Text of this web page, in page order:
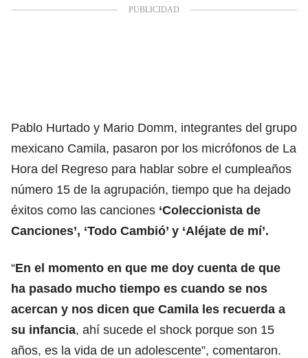
Pablo Hurtado y Mario Domm, integrantes del grupo
mexicano Camila, pasaron por los micrófonos de La
Hora del Regreso para hablar sobre el cumpleaños
número 15 de la agrupación, tiempo que ha dejado
éxitos como las canciones ‘Coleccionista de
Canciones’, ‘Todo Cambió’ y ‘Aléjate de mí’.
“En el momento en que me doy cuenta de que
ha pasado mucho tiempo es cuando se nos
acercan y nos dicen que Camila les recuerda a
su infancia, ahí sucede el shock porque son 15
años, es la vida de un adolescente”, comentaron.